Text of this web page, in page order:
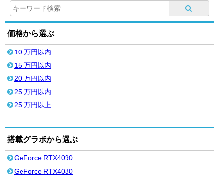
価格から選ぶ
10 万円以内
15 万円以内
20 万円以内
25 万円以内
25 万円以上
搭載グラボから選ぶ
GeForce RTX4090
GeForce RTX4080